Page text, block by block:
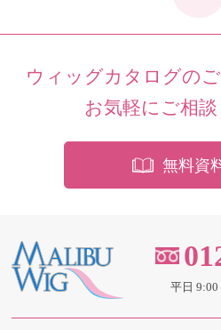
ウィッグカタログの
お気軽にご相談
無料資
平日 9:00